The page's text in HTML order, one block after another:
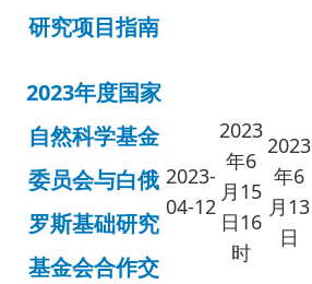
研究项目指南
2023年度国家
自然科学基金
委员会与白俄
罗斯基础研究
基金会合作交
2023-
04-12
2023
年6
月15
日16
时
2023
年6
月13
日